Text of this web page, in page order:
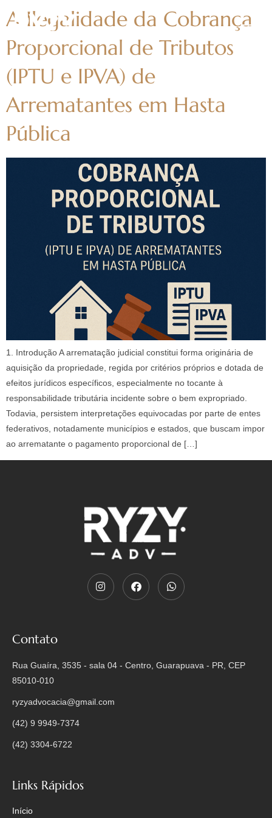
A Ilegalidade da Cobrança
Proporcional de Tributos
(IPTU e IPVA) de
Arrematantes em Hasta
Pública
1. Introdução A arrematação judicial constitui forma originária de
aquisição da propriedade, regida por critérios próprios e dotada de
efeitos jurídicos específicos, especialmente no tocante à
responsabilidade tributária incidente sobre o bem expropriado.
Todavia, persistem interpretações equivocadas por parte de entes
federativos, notadamente municípios e estados, que buscam impor
ao arrematante o pagamento proporcional de […]
Contato
Rua Guaíra, 3535 - sala 04 - Centro, Guarapuava - PR, CEP
85010-010
ryzyadvocacia@gmail.com
(42) 9 9949-7374
(42) 3304-6722
Links Rápidos
Início